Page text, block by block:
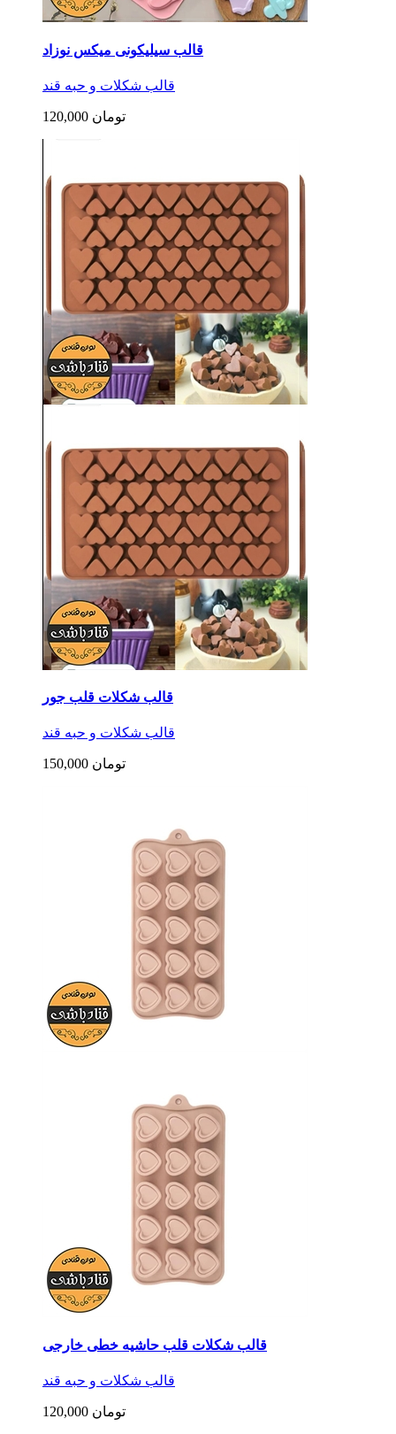
قالب سیلیکونی میکس نوزاد
قالب شکلات و حبه قند
120,000 تومان
قالب شکلات قلب جور
قالب شکلات و حبه قند
150,000 تومان
قالب شکلات قلب حاشیه خطی خارجی
قالب شکلات و حبه قند
120,000 تومان